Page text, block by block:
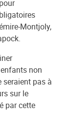
Montjoly,
non
seraient pas à
sur le
par cette